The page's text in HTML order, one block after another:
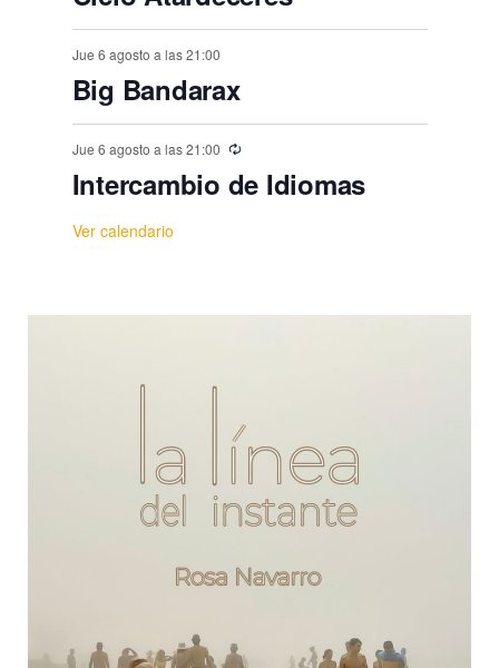
Jue 6 agosto a las 21:00
Big Bandarax
Jue 6 agosto a las 21:00
Intercambio de Idiomas
Ver calendario